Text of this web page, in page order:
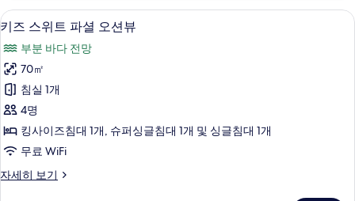
보
기
뷰
자
세
히
보
기
키
즈
스
위
트
파
셜
션
미니바, 암막 커튼, 방음 설비, 무료 WiFi
8
키즈 스위트 파셜 오션뷰
부분 바다 전망
70㎡
침실 1개
4명
킹사이즈침대 1개, 슈퍼싱글침대 1개 및 싱글침대 1개
무료 WiFi
자세히 보기
키